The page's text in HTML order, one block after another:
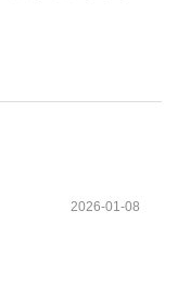
2026-01-08